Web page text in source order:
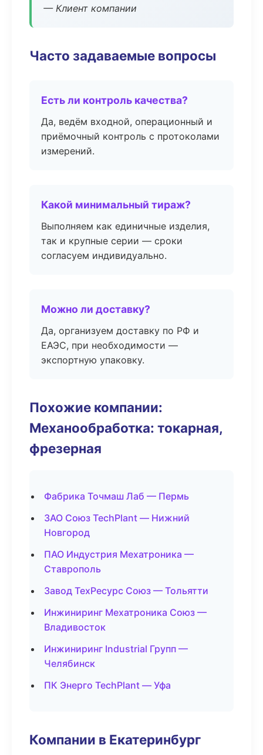
— Клиент компании
Часто задаваемые вопросы
Есть ли контроль качества?
Да, ведём входной, операционный и
приёмочный контроль с протоколами
измерений.
Какой минимальный тираж?
Выполняем как единичные изделия,
так и крупные серии — сроки
согласуем индивидуально.
Можно ли доставку?
Да, организуем доставку по РФ и
ЕАЭС, при необходимости —
экспортную упаковку.
Похожие компании:
Механообработка: токарная,
фрезерная
Фабрика Точмаш Лаб — Пермь
ЗАО Союз TechPlant — Нижний
Новгород
ПАО Индустрия Мехатроника —
Ставрополь
Завод ТехРесурс Союз — Тольятти
Инжиниринг Мехатроника Союз —
Владивосток
Инжиниринг Industrial Групп —
Челябинск
ПК Энерго TechPlant — Уфа
Компании в Екатеринбург